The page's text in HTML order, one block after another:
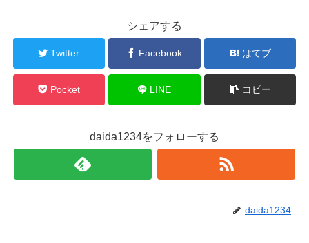
シェアする
Twitter Facebook はてブ
Pocket LINE コピー
daida1234をフォローする
daida1234